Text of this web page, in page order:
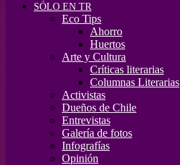
SÓLO EN TR
Eco Tips
Ahorro
Huertos
Arte y Cultura
Críticas literarias
Columnas Literarias
Activistas
Dueños de Chile
Entrevistas
Galería de fotos
Infografías
Opinión